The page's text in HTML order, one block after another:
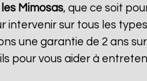
Mimosas, que ce soit
intervenir sur tous les
une garantie de 2 ans
pour vous aider à